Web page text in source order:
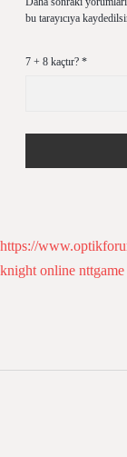
bu tarayıcıya
7 + 8 kaçtır? *
https://
knight online nttgame